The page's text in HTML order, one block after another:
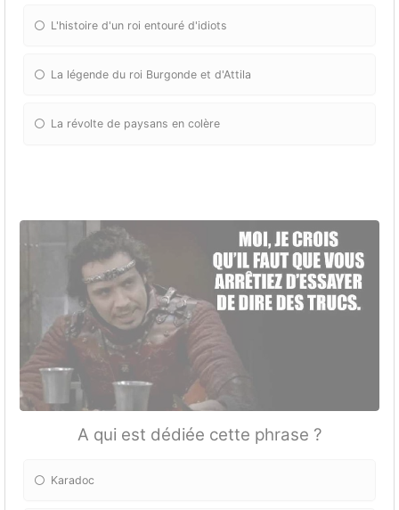
L'histoire d'un roi entouré d'idiots
La légende du roi Burgonde et d'Attila
La révolte de paysans en colère
A qui est dédiée cette phrase ?
Karadoc